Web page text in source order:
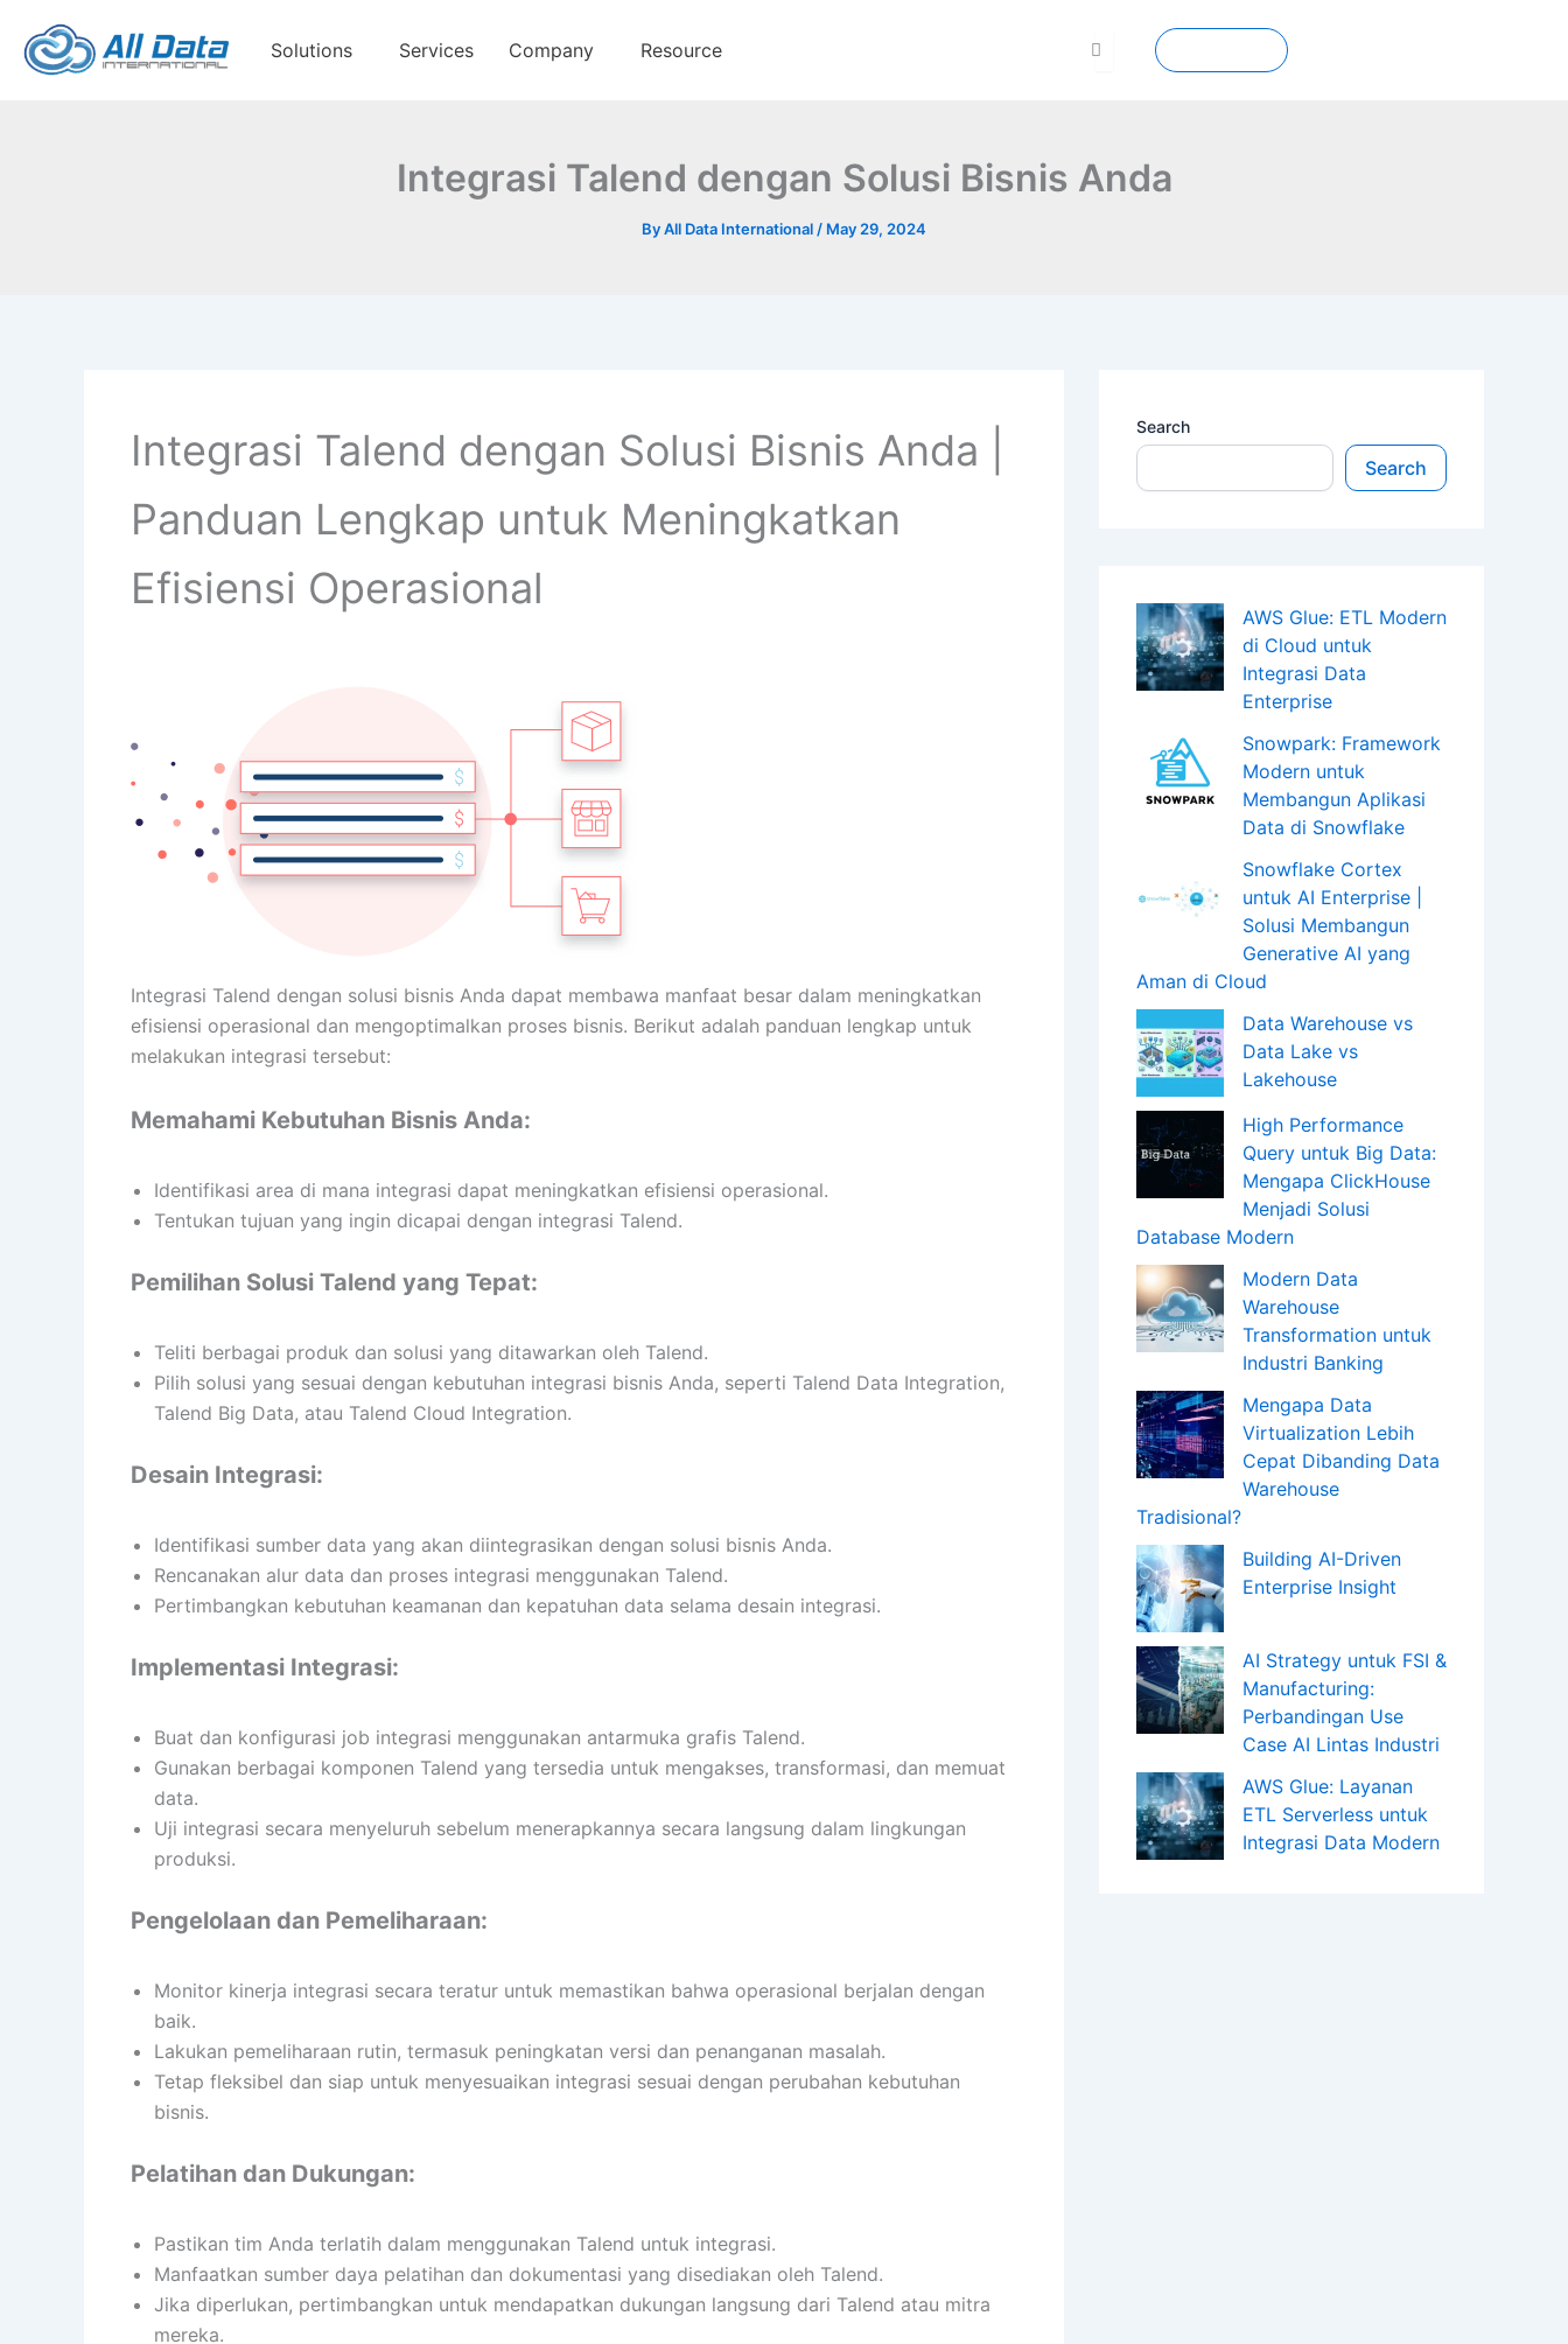
content
Solutions Services Company Resource
Integrasi Talend dengan Solusi Bisnis Anda
ByAll Data International / May 29, 2024
Integrasi Talend dengan Solusi Bisnis Anda |
Panduan Lengkap untuk Meningkatkan
Efisiensi Operasional
Integrasi Talend dengan solusi bisnis Anda dapat membawa manfaat besar dalam meningkatkan
efisiensi operasional dan mengoptimalkan proses bisnis. Berikut adalah panduan lengkap untuk
melakukan integrasi tersebut:
Memahami Kebutuhan Bisnis Anda:
Identifikasi area di mana integrasi dapat meningkatkan efisiensi operasional.
Tentukan tujuan yang ingin dicapai dengan integrasi Talend.
Pemilihan Solusi Talend yang Tepat:
Teliti berbagai produk dan solusi yang ditawarkan oleh Talend.
Pilih solusi yang sesuai dengan kebutuhan integrasi bisnis Anda, seperti Talend Data Integration,
Talend Big Data, atau Talend Cloud Integration.
Desain Integrasi:
Identifikasi sumber data yang akan diintegrasikan dengan solusi bisnis Anda.
Rencanakan alur data dan proses integrasi menggunakan Talend.
Pertimbangkan kebutuhan keamanan dan kepatuhan data selama desain integrasi.
Implementasi Integrasi:
Buat dan konfigurasi job integrasi menggunakan antarmuka grafis Talend.
Gunakan berbagai komponen Talend yang tersedia untuk mengakses, transformasi, dan memuat
data.
Uji integrasi secara menyeluruh sebelum menerapkannya secara langsung dalam lingkungan
produksi.
Pengelolaan dan Pemeliharaan:
Monitor kinerja integrasi secara teratur untuk memastikan bahwa operasional berjalan dengan
baik.
Lakukan pemeliharaan rutin, termasuk peningkatan versi dan penanganan masalah.
Tetap fleksibel dan siap untuk menyesuaikan integrasi sesuai dengan perubahan kebutuhan
bisnis.
Pelatihan dan Dukungan:
Pastikan tim Anda terlatih dalam menggunakan Talend untuk integrasi.
Manfaatkan sumber daya pelatihan dan dokumentasi yang disediakan oleh Talend.
Jika diperlukan, pertimbangkan untuk mendapatkan dukungan langsung dari Talend atau mitra
mereka.
Search
Search
AWS Glue: ETL Modern
di Cloud untuk
Integrasi Data
Enterprise
Snowpark: Framework
Modern untuk
Membangun Aplikasi
Data di Snowflake
Snowflake Cortex
untuk AI Enterprise |
Solusi Membangun
Generative AI yang
Aman di Cloud
Data Warehouse vs
Data Lake vs
Lakehouse
High Performance
Query untuk Big Data:
Mengapa ClickHouse
Menjadi Solusi
Database Modern
Modern Data
Warehouse
Transformation untuk
Industri Banking
Mengapa Data
Virtualization Lebih
Cepat Dibanding Data
Warehouse
Tradisional?
Building AI-Driven
Enterprise Insight
AI Strategy untuk FSI &
Manufacturing:
Perbandingan Use
Case AI Lintas Industri
AWS Glue: Layanan
ETL Serverless untuk
Integrasi Data Modern